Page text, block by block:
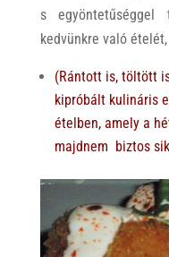
s
kedvünkre való
(Rántott is, töltött
kipróbált kulináris
ételben, amely a
majdnem biztos